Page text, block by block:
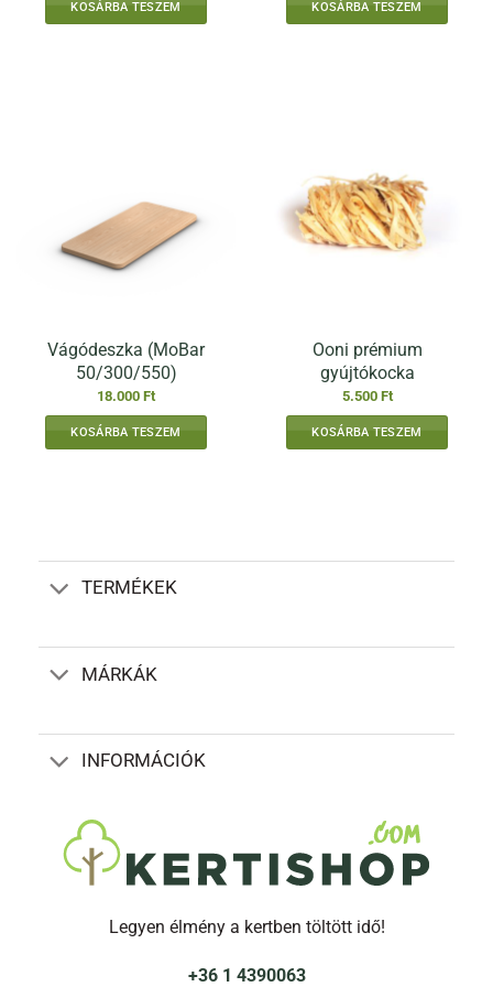
KOSÁRBA TESZEM KOSÁRBA TESZEM
Vágódeszka (MoBar
50/300/550)
18.000 Ft
KOSÁRBA TESZEM
Ooni prémium
gyújtókocka
5.500 Ft
KOSÁRBA TESZEM
TERMÉKEK
MÁRKÁK
INFORMÁCIÓK
Legyen élmény a kertben töltött idő!
+36 1 4390063